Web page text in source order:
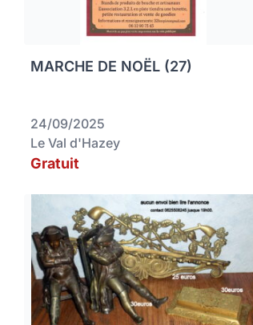
MARCHE DE NOËL (27)
24/09/2025
Le Val d'Hazey
Gratuit